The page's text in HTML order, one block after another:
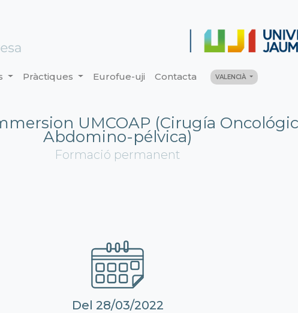
Pràctiques Eurofue-uji Contacta VALENCIÀ
UMCOAP (Cirugía
Abdomino-pélvica)
Formació permanent
Del 28/03/2022